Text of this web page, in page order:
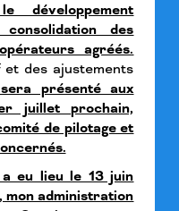
développement
des
agréés.
des ajustements
présenté aux
juillet prochain,
de pilotage et
eu lieu le 13 juin
administration